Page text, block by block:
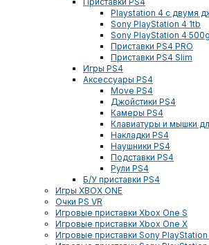
Playstation 4 с двумя
Sony PlayStation 4 1tb
Sony PlayStation 4
Приставки PS4 PRO
Приставки PS4 Slim
Игры PS4
Аксессуары PS4
Move PS4
Джойстики PS4
Камеры PS4
Клавиатуры и мышки
Накладки PS4
Наушники PS4
Подставки PS4
Рули PS4
Б/У приставки PS4
Игры XBOX ONE
Очки PS VR
Игровые приставки Xbox One S
Игровые приставки Xbox One X
Игровые приставки Sony PlayStation